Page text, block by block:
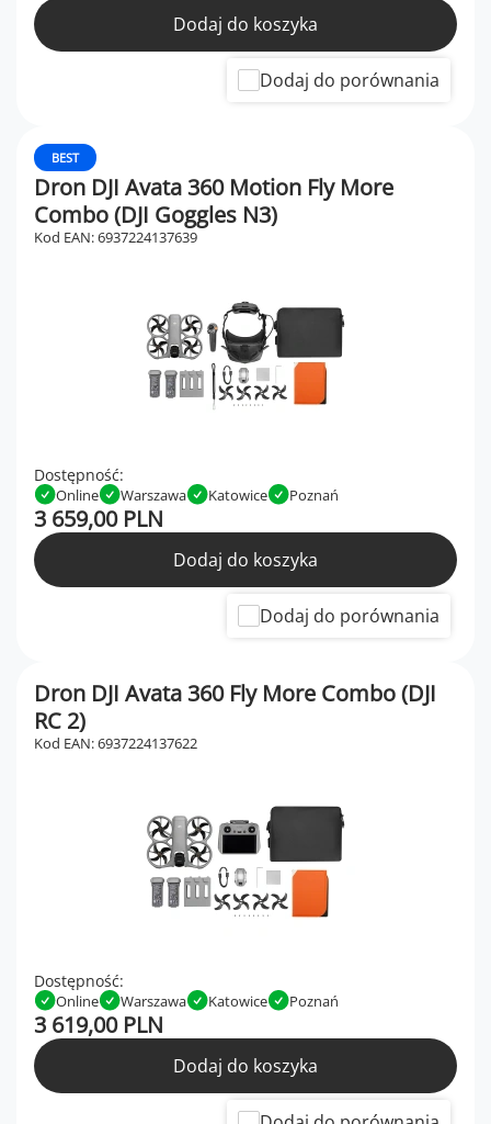
Dodaj do koszyka
Dodaj do porównania
BEST
Dron DJI Avata 360 Motion Fly More
Combo (DJI Goggles N3)
Kod EAN: 6937224137639
Dostępność:
Online Warszawa Katowice Poznań
3 659,00 PLN
Dodaj do koszyka
Dodaj do porównania
Dron DJI Avata 360 Fly More Combo (DJI
RC 2)
Kod EAN: 6937224137622
Dostępność:
Online Warszawa Katowice Poznań
3 619,00 PLN
Dodaj do koszyka